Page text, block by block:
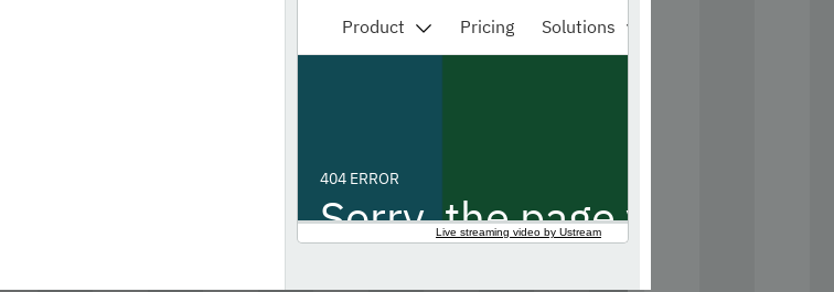
Live streaming video by Ustream